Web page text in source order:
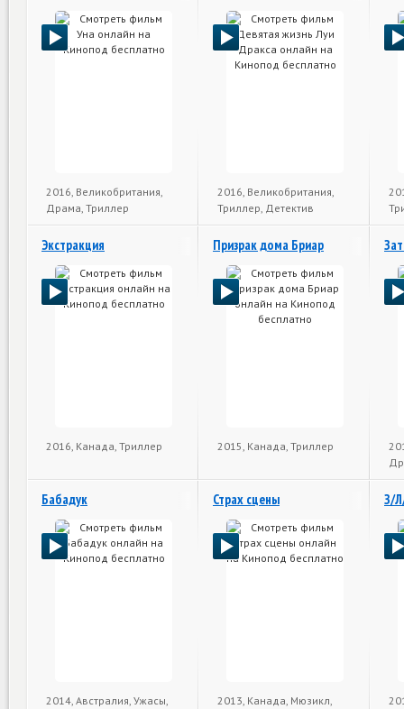
2016, Великобритания,
Драма, Триллер
2016, Великобритания,
Триллер, Детектив
Экстракция
2016, Канада, Триллер
Призрак дома Бриар
2015, Канада, Триллер
Бабадук
2014, Австралия, Ужасы,
Страх сцены
2013, Канада, Мюзикл,
З/